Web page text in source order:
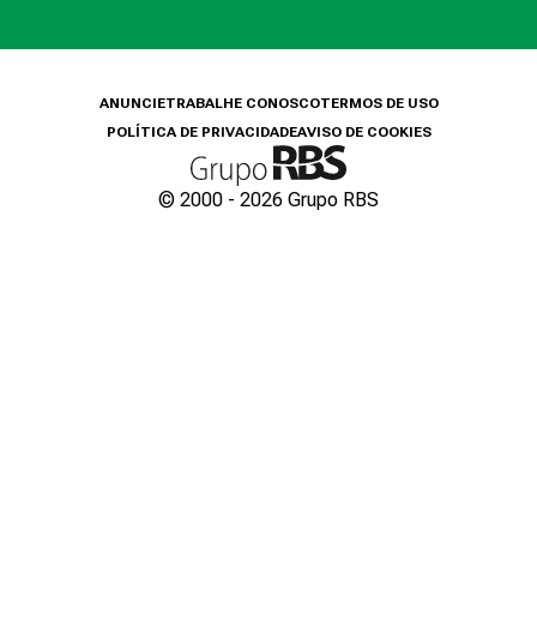
ANUNCIETRABALHE CONOSCOTERMOS DE USO
POLÍTICA DE PRIVACIDADEAVISO DE COOKIES
© 2000 - 2026 Grupo RBS